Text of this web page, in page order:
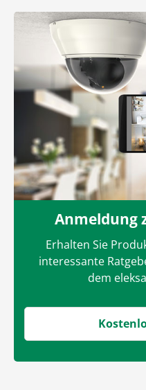
Anmeldung
Erhalten Sie
interessante
dem